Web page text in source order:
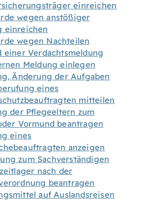
einreichen
wegen anstößiger
einreichen
wegen Nachteilen
einer Verdachtsmeldung
Meldung einlegen
Änderung der Aufgaben
eines
mitteilen
der Pflegeeltern zum
Vormund beantragen
eines
anzeigen
zum Sachverständigen
nach der
beantragen
auf Auslandsreisen